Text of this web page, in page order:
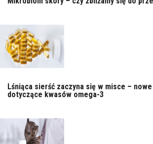
Lśniąca sierść zaczyna się w misce –
dotyczące kwasów omega-3